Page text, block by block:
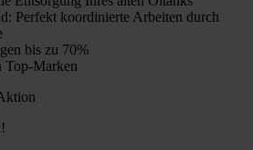
Perfekt koordinierte Arbeiten durch
bis zu 70%
Top-Marken